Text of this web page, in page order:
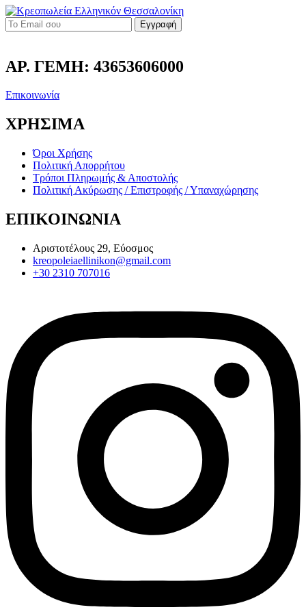
Εγγραφή
ΑΡ. ΓΕΜΗ: 43653606000
Επικοινωνία
ΧΡΗΣΙΜΑ
Όροι Χρήσης
Πολιτική Απορρήτου
Τρόποι Πληρωμής & Αποστολής
Πολιτική Ακύρωσης / Επιστροφής / Υπαναχώρησης
ΕΠΙΚΟΙΝΩΝΙΑ
Αριστοτέλους 29, Εύοσμος
kreopoleiaellinikon@gmail.com
+30 2310 707016